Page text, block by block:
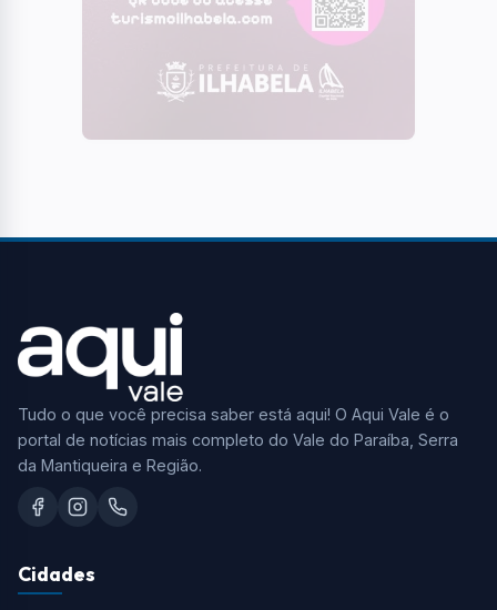
Tudo o que você precisa saber está aqui! O Aqui Vale é o
portal de notícias mais completo do Vale do Paraíba, Serra
da Mantiqueira e Região.
Cidades